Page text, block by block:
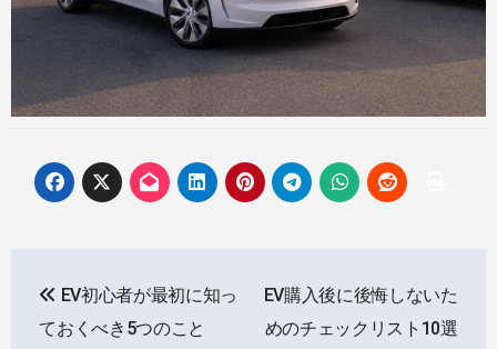
稿
EV初心者が最初に知っ
ておくべき5つのこと
EV購入後に後悔しないた
めのチェックリスト10選